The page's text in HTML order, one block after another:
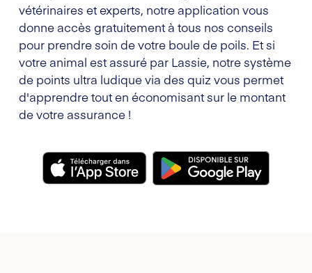
vétérinaires et experts, notre application vous
donne accès gratuitement à tous nos conseils
pour prendre soin de votre boule de poils. Et si
votre animal est assuré par Lassie, notre système
de points ultra ludique via des quiz vous permet
d'apprendre tout en économisant sur le montant
de votre assurance !